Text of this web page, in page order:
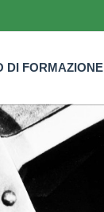
DI FORMAZIONE